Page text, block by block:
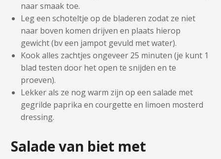
naar smaak toe.
Leg een schoteltje op de bladeren zodat ze niet
naar boven komen drijven en plaats hierop
gewicht (bv een jampot gevuld met water).
Kook alles zachtjes ongeveer 25 minuten (je kunt 1
blad testen door het open te snijden en te
proeven).
Lekker als ze nog warm zijn op een salade met
gegrilde paprika en courgette en limoen mosterd
dressing.
Salade van biet met